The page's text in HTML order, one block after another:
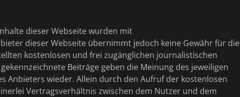
dieser Webseite wurden mit
dieser Webseite übernimmt jedoch keine Gewähr für die
kostenlosen und frei zugänglichen journalistischen
Beiträge geben die Meinung des jeweiligen
Anbieters wieder. Allein durch den Aufruf der kostenlosen
Vertragsverhältnis zwischen dem Nutzer und dem